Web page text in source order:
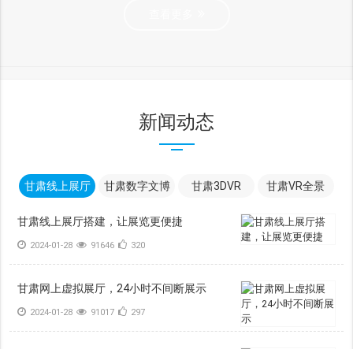
新闻动态
甘肃线上展厅 甘肃数字文博 甘肃3DVR 甘肃VR全景
甘肃线上展厅搭建，让展览更便捷
2024-01-28 91646 320
甘肃网上虚拟展厅，24小时不间断展示
2024-01-28 91017 297